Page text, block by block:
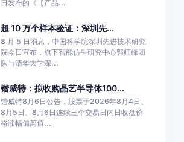
日发布的《【产品...
超 10 万个样本验证：深圳先...
8 月 5 日消息，中国科学院深圳先进技术研究
院今日宣布，旗下智能仿生研究中心郭师峰团
队与清华大学深...
锴威特：拟收购晶艺半导体100...
锴威特8月6日公告，股票于2026年8月4日、
8月5日、8月6日连续三个交易日内日收盘价
格涨幅偏离值...